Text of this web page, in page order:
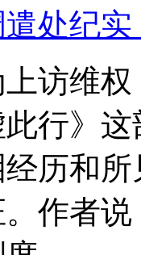
处纪实
访维
行》
历和
作者